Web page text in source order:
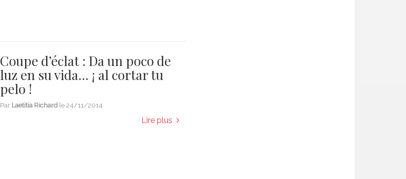
Coupe d’éclat : Da un poco de
luz en su vida… ¡ al cortar tu
pelo !
Par Laetitia Richard le24/11/2014
Lire plus